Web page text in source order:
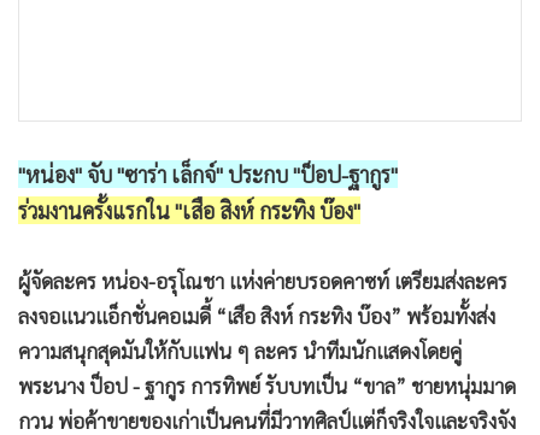
"หน่อง" จับ "ซาร่า เล็กจ์" ประกบ "ป็อป-ฐากูร"
ร่วมงานครั้งแรกใน "เสือ สิงห์ กระทิง บ๊อง"
ผู้จัดละคร หน่อง-อรุโณชา แห่งค่ายบรอดคาซท์ เตรียมส่งละคร
ลงจอแนวแอ็กชั่นคอเมดี้ “เสือ สิงห์ กระทิง บ๊อง” พร้อมทั้งส่ง
ความสนุกสุดมันให้กับแฟน ๆ ละคร นำทีมนักแสดงโดยคู่
พระนาง ป็อป - ฐากูร การทิพย์ รับบทเป็น “ขาล” ชายหนุ่มมาด
กวน พ่อค้าขายของเก่าเป็นคนที่มีวาทศิลป์แต่ก็จริงใจและจริงจัง